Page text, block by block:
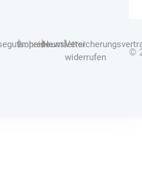
|Impressum
|Newsletter
|
widerrufen
©